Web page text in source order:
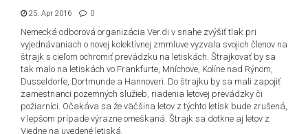
25. Apr 2016 0
Nemecká odborová organizácia Ver.di v snahe zvýšiť tlak pri
vyjednávaniach o novej kolektívnej zmmluve vyzvala svojich členov na
štrajk s cieľom ochromiť prevádzku na letiskách. Štrajkovať by sa
tak malo na letiskách vo Frankfurte, Mníchove, Kolíne nad Rýnom,
Dusseldorfe, Dortmunde a Hannoveri. Do štrajku by sa mali zapojiť
zamestnanci pozemných služieb, riadenia letovej prevádzky či
požiarníci. Očakáva sa že väčšina letov z týchto letísk bude zrušená,
v lepšom prípade výrazne omeškaná. Štrajk sa dotkne aj letov z
Viedne na uvedené letiská.